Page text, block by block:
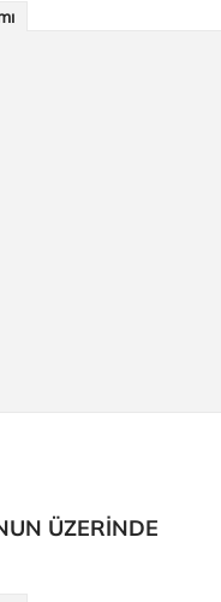
ÜZERİNDE